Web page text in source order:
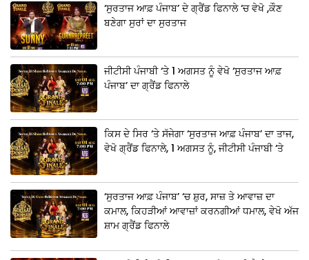
‘ਸੁਰਤਾਜ ਆਫ਼ ਪੰਜਾਬ’ ਦੇ ਗ੍ਰੈਂਡ ਫਿਨਾਲੇ ‘ਚ ਵੇਖੋ ,ਕੌਣ
ਬਣੇਗਾ ਸੁਰਾਂ ਦਾ ਸੁਰਤਾਜ
ਜੀਟੀਸੀ ਪੰਜਾਬੀ ‘ਤੇ 1 ਅਗਸਤ ਨੂੰ ਵੇਖੋ ‘ਸੁਰਤਾਜ ਆਫ਼
ਪੰਜਾਬ’ ਦਾ ਗ੍ਰੈਂਡ ਫਿਨਾਲੇ
ਕਿਸ ਦੇ ਸਿਰ ‘ਤੇ ਸੱਜੇਗਾ ‘ਸੁਰਤਾਜ ਆਫ਼ ਪੰਜਾਬ’ ਦਾ ਤਾਜ,
ਵੇਖੋ ਗ੍ਰੈਂਡ ਫਿਨਾਲੇ, 1 ਅਗਸਤ ਨੂੰ, ਜੀਟੀਸੀ ਪੰਜਾਬੀ ‘ਤੇ
‘ਸੁਰਤਾਜ ਆਫ਼ ਪੰਜਾਬ’ ‘ਚ ਸ਼ੁਰ, ਸਾਜ਼ ਤੇ ਆਵਾਜ਼ ਦਾ
ਕਮਾਲ, ਕਿਹੜੀਆਂ ਆਵਾਜ਼ਾਂ ਕਰਨਗੀਆਂ ਧਮਾਲ, ਵੇਖੋ ਅੱਜ
ਸ਼ਾਮ ਗ੍ਰੈਂਡ ਫਿਨਾਲੇ